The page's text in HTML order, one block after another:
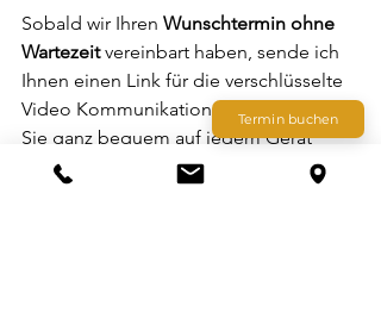
Sobald wir Ihren Wunschtermin ohne
Wartezeit vereinbart haben, sende ich
Ihnen einen Link für die verschlüsselte
Video Kommunikation. Diesen können
Sie ganz bequem auf jedem Gerät
mittels ihres Web-Browser öffnen und
Termin buchen